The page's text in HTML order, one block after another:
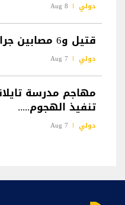
دولي 8 Aug
قتيل و6 مصابين جراء زلزال قوي ضرب الصين
دولي 7 Aug
مهاجم مدرسة
تنفيذ الهجوم.....
دولي 7 Aug